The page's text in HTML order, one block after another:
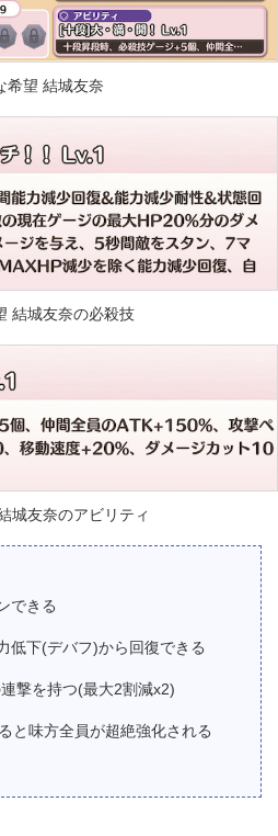
希望 結城友奈
結城友奈の必殺技
城友奈のアビリティ
できる
低下(デバフ)から回復できる
撃を持つ(最大2割減x2)
と味方全員が超絶強化される